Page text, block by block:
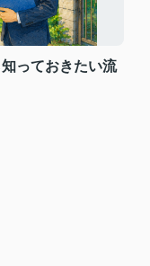
っておきたい流